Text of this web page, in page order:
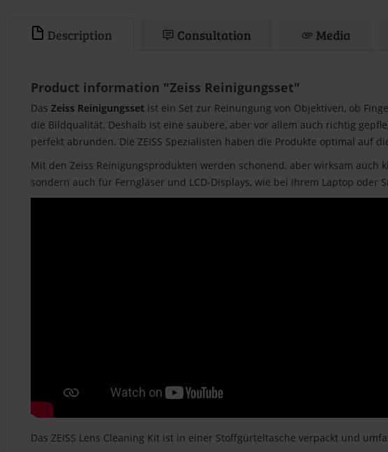
Description Consultation Media
Product information "Zeiss Reinigungsset"
Das Zeiss Reinigungsset ist ein Set zur Reinungung von Objektiven, ob
die Bildqualität. Deshalb ist eine saubere, aber vor allem auch richtig
perfekt abrunden. Die ZEISS Spezialisten haben die Produkte optimal auf
Mit den Zeiss Reinigungsprodukten werden schonend, aber wirksam
sondern auch für Ferngläser und LCD-Displays, wie bei Ihrem Laptop oder
Das ZEISS Lens Cleaning Kit ist in einer Stoffgürteltasche verpackt und